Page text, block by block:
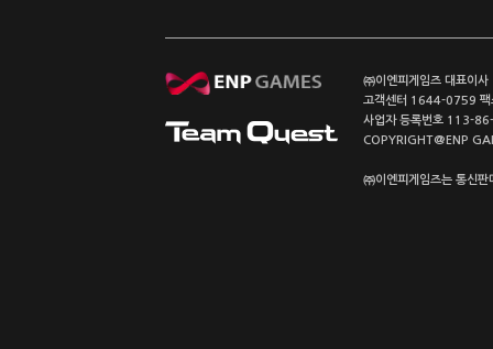
㈜이엔피게임즈 대표이
고객센터 1644-0759
사업자 등록번호 113-
COPYRIGHT@ENP
㈜이엔피게임즈는 통신판